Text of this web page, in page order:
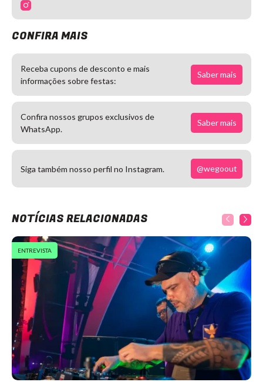
CONFIRA MAIS
Receba cupons de desconto e mais
informações sobre festas:
Saber mais
Confira nossos grupos exclusivos de
WhatsApp.
Saber mais
Siga também nosso perfil no Instagram. @wegoout
NOTÍCIAS RELACIONADAS
ENTREVISTA